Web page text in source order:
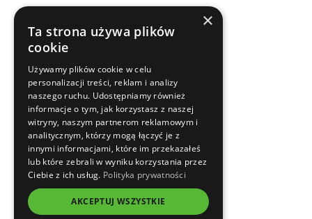
×
Ta strona używa plików
cookie
Używamy plików cookie w celu
personalizacji treści, reklam i analizy
naszego ruchu. Udostępniamy również
informacje o tym, jak korzystasz z naszej
witryny, naszym partnerom reklamowym i
analitycznym, którzy mogą łączyć je z
innymi informacjami, które im przekazałeś
lub które zebrali w wyniku korzystania przez
Ciebie z ich usług. Polityka prywatności
AKCEPTUJ WSZYSTKIE